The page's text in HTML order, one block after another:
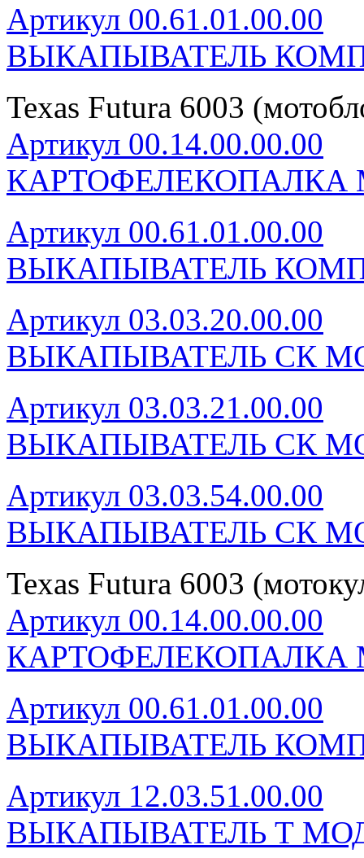
Артикул 00.61.01.00.00
ВЫКАПЫВАТЕЛЬ
Texas Futura 6003
Артикул 00.14.00.00.00
КАРТОФЕЛЕКОПАЛКА
Артикул 00.61.01.00.00
ВЫКАПЫВАТЕЛЬ
Артикул 03.03.20.00.00
ВЫКАПЫВАТЕЛЬ СК
Артикул 03.03.21.00.00
ВЫКАПЫВАТЕЛЬ СК
Артикул 03.03.54.00.00
ВЫКАПЫВАТЕЛЬ СК
Texas Futura 6003
Артикул 00.14.00.00.00
КАРТОФЕЛЕКОПАЛКА
Артикул 00.61.01.00.00
ВЫКАПЫВАТЕЛЬ
Артикул 12.03.51.00.00
ВЫКАПЫВАТЕЛЬ Т